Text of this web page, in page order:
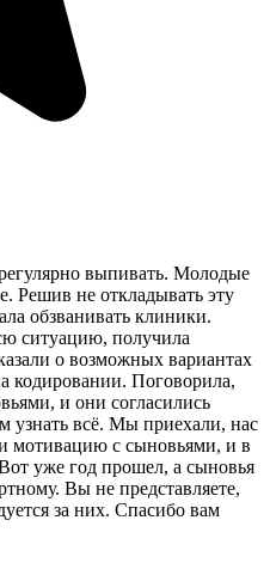
выпивать. Молодые
Решив не откладывать эту
обзванивать клиники.
ситуацию, получила
о возможных вариантах
кодировании. Поговорила,
и они согласились
узнать всё. Мы приехали, нас
мотивацию с сыновьями, и в
уже год прошел, а сыновья
Вы не представляете,
за них. Спасибо вам